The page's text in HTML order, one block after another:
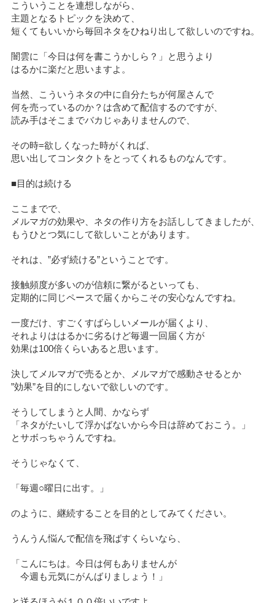
こういうことを連想しながら、
主題となるトピックを決めて、
短くてもいいから毎回ネタをひねり出して欲しいのですね。
闇雲に「今日は何を書こうかしら？」と思うより
はるかに楽だと思いますよ。
当然、こういうネタの中に自分たちが何屋さんで
何を売っているのか？は含めて配信するのですが、
読み手はそこまでバカじゃありませんので、
その時=欲しくなった時がくれば、
思い出してコンタクトをとってくれるものなんです。
■目的は続ける
ここまでで、
メルマガの効果や、ネタの作り方をお話ししてきましたが、
もうひとつ気にして欲しいことがあります。
それは、”必ず続ける”ということです。
接触頻度が多いのが信頼に繋がるといっても、
定期的に同じペースで届くからこその安心なんですね。
一度だけ、すごくすばらしいメールが届くより、
それよりははるかに劣るけど毎週一回届く方が
効果は100倍くらいあると思います。
決してメルマガで売るとか、メルマガで感動させるとか
”効果”を目的にしないで欲しいのです。
そうしてしまうと人間、かならず
「ネタがたいして浮かばないから今日は辞めておこう。」
とサボっちゃうんですね。
そうじゃなくて、
「毎週○曜日に出す。」
のように、継続することを目的としてみてください。
うんうん悩んで配信を飛ばすくらいなら、
「こんにちは。今日は何もありませんが
今週も元気にがんばりましょう！」